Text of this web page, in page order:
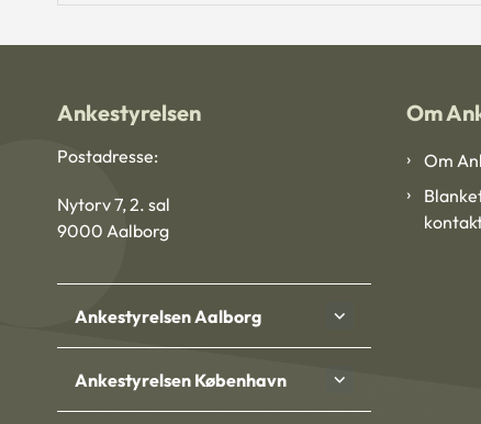
Ankestyrelsen
Postadresse:
Nytorv 7, 2. sal
9000 Aalborg
Ankestyrelsen Aalborg
Ankestyrelsen København
Om
Om